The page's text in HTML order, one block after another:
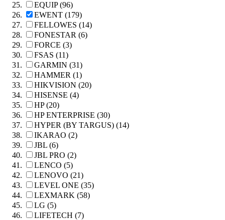
EQUIP (96)
EWENT (179)
FELLOWES (14)
FONESTAR (6)
FORCE (3)
FSAS (11)
GARMIN (31)
HAMMER (1)
HIKVISION (20)
HISENSE (4)
HP (20)
HP ENTERPRISE (30)
HYPER (BY TARGUS) (14)
IKARAO (2)
JBL (6)
JBL PRO (2)
LENCO (5)
LENOVO (21)
LEVEL ONE (35)
LEXMARK (58)
LG (5)
LIFETECH (7)